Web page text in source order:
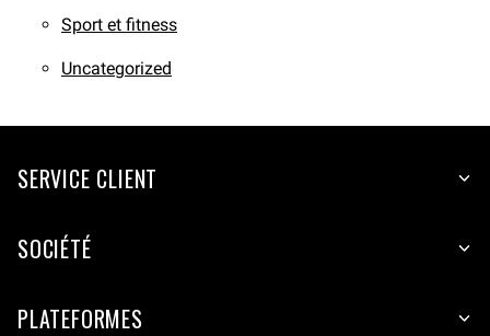
Sport et fitness
Uncategorized
SERVICE CLIENT
SOCIÉTÉ
PLATEFORMES